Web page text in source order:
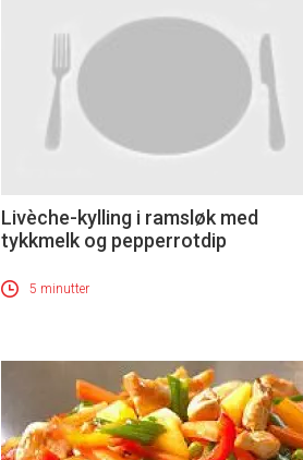
Livèche-kylling i ramsløk med
tykkmelk og pepperrotdip
5 minutter